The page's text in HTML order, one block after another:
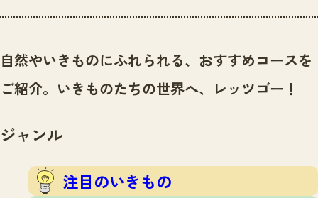
センター紹介
センター紹介TOP
サイトポリシー
ニュース
いきものガイド
注目のいきもの
生物多様性のめぐみ
イベント
いきもの調査隊
自然やいきものにふれられる、おすすめコースを
ご紹介。いきものたちの世界へ、レッツゴー！
ジャンル
注目のいきもの